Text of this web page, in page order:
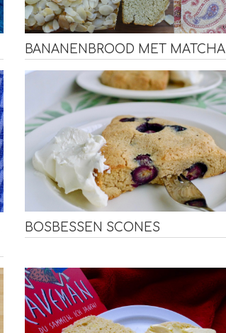
BANANENBROOD MET MATCHA
BOSBESSEN SCONES